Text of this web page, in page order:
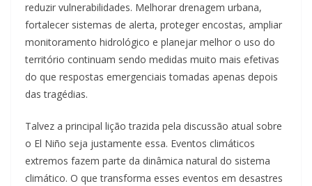
reduzir vulnerabilidades. Melhorar drenagem urbana,
fortalecer sistemas de alerta, proteger encostas, ampliar
monitoramento hidrológico e planejar melhor o uso do
território continuam sendo medidas muito mais efetivas
do que respostas emergenciais tomadas apenas depois
das tragédias.
Talvez a principal lição trazida pela discussão atual sobre
o El Niño seja justamente essa. Eventos climáticos
extremos fazem parte da dinâmica natural do sistema
climático. O que transforma esses eventos em desastres